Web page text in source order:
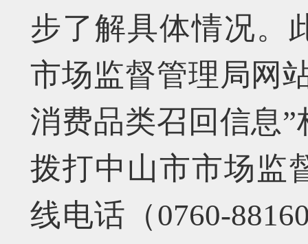
步了解具体情况。
市场监督管理局网
消费品类召回信息
拨打中山市市场监
线电话（0760-